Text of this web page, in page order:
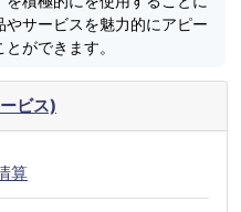
サービスを魅力的にアピー
ができます。
ビス)
算